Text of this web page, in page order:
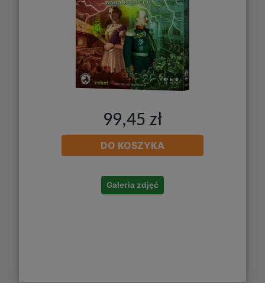
99,45 zł
DO KOSZYKA
Galeria zdjęć